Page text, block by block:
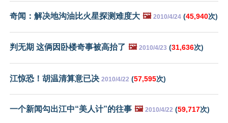
奇闻：解决地沟油比火星探测难度大 🖼️ 2010/4/24 (45,940次)
判无期 这俩因卧楼奇事被高抬了 🖼️ 2010/4/23 (31,636次)
江惊恐！胡温清算意已决 2010/4/22 (57,595次)
一个新闻勾出江中“美人计”的往事 🖼️ 2010/4/22 (59,717次)